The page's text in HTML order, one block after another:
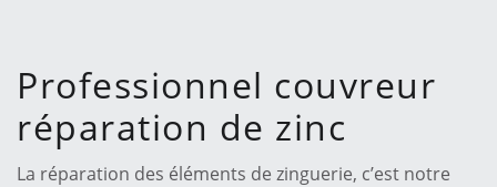
Professionnel couvreur
réparation de zinc
La réparation des éléments de zinguerie, c’est notre